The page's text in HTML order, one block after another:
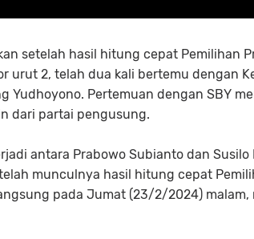
setelah hasil hitung cepat Pemilihan
urut 2, telah dua kali bertemu dengan
Yudhoyono. Pertemuan dengan SBY
dari partai pengusung.
antara Prabowo Subianto dan Susilo
munculnya hasil hitung cepat
pada Jumat (23/2/2024) malam,